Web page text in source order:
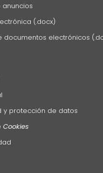
anuncios
(.docx)
documentos electrónicos
y protección de datos
Cookies